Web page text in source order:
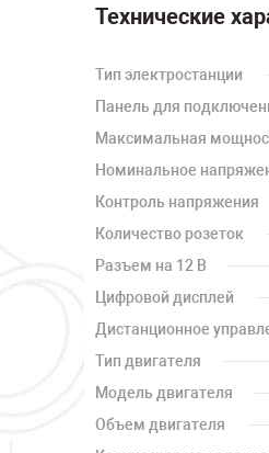
Технические
Тип электростанции
Панель для
Максимальная
Номинальное
Контроль напряжения
Количество розеток
Разъем на 12 В
Цифровой дисплей
Дистанционное
Тип двигателя
Модель двигателя
Объем двигателя